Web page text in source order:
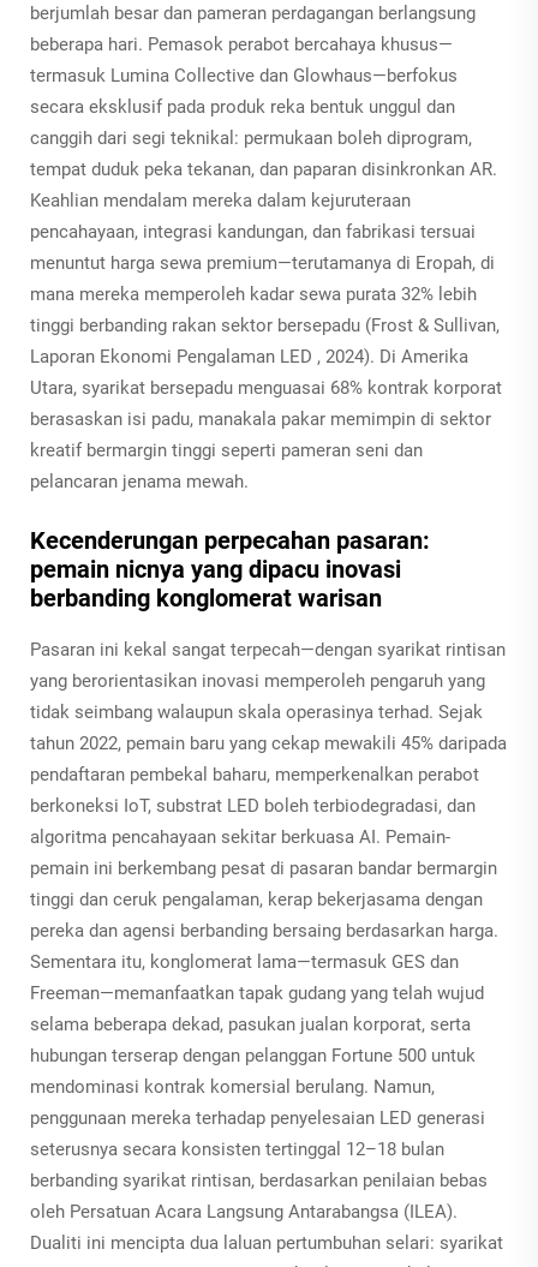
berjumlah besar dan pameran perdagangan berlangsung
beberapa hari. Pemasok perabot bercahaya khusus—
termasuk Lumina Collective dan Glowhaus—berfokus
secara eksklusif pada produk reka bentuk unggul dan
canggih dari segi teknikal: permukaan boleh diprogram,
tempat duduk peka tekanan, dan paparan disinkronkan AR.
Keahlian mendalam mereka dalam kejuruteraan
pencahayaan, integrasi kandungan, dan fabrikasi tersuai
menuntut harga sewa premium—terutamanya di Eropah, di
mana mereka memperoleh kadar sewa purata 32% lebih
tinggi berbanding rakan sektor bersepadu (Frost & Sullivan,
Laporan Ekonomi Pengalaman LED , 2024). Di Amerika
Utara, syarikat bersepadu menguasai 68% kontrak korporat
berasaskan isi padu, manakala pakar memimpin di sektor
kreatif bermargin tinggi seperti pameran seni dan
pelancaran jenama mewah.
Kecenderungan perpecahan pasaran:
pemain nicnya yang dipacu inovasi
berbanding konglomerat warisan
Pasaran ini kekal sangat terpecah—dengan syarikat rintisan
yang berorientasikan inovasi memperoleh pengaruh yang
tidak seimbang walaupun skala operasinya terhad. Sejak
tahun 2022, pemain baru yang cekap mewakili 45% daripada
pendaftaran pembekal baharu, memperkenalkan perabot
berkoneksi IoT, substrat LED boleh terbiodegradasi, dan
algoritma pencahayaan sekitar berkuasa AI. Pemain-
pemain ini berkembang pesat di pasaran bandar bermargin
tinggi dan ceruk pengalaman, kerap bekerjasama dengan
pereka dan agensi berbanding bersaing berdasarkan harga.
Sementara itu, konglomerat lama—termasuk GES dan
Freeman—memanfaatkan tapak gudang yang telah wujud
selama beberapa dekad, pasukan jualan korporat, serta
hubungan terserap dengan pelanggan Fortune 500 untuk
mendominasi kontrak komersial berulang. Namun,
penggunaan mereka terhadap penyelesaian LED generasi
seterusnya secara konsisten tertinggal 12–18 bulan
berbanding syarikat rintisan, berdasarkan penilaian bebas
oleh Persatuan Acara Langsung Antarabangsa (ILEA).
Dualiti ini mencipta dua laluan pertumbuhan selari: syarikat